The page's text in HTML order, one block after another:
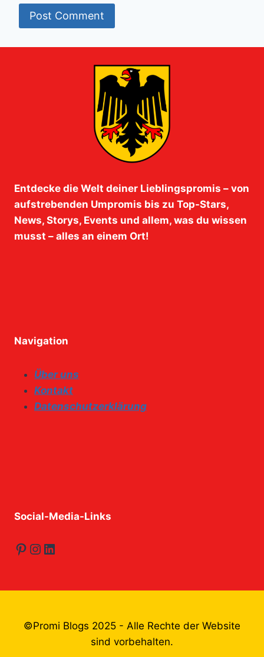
Entdecke die Welt deiner Lieblingspromis – von
aufstrebenden Umpromis bis zu Top-Stars,
News, Storys, Events und allem, was du wissen
musst – alles an einem Ort!
Navigation
Über uns
Kontakt
Datenschutzerklärung
Social-Media-Links
Pinterest
Instagram
LinkedIn
©Promi Blogs 2025 - Alle Rechte der Website
sind vorbehalten.